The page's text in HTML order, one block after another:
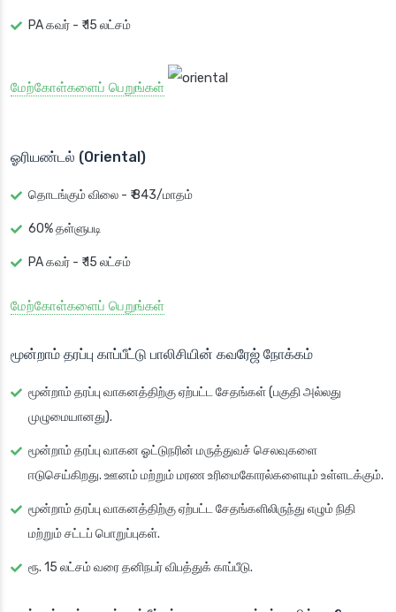
PA கவர் - ₹ 15 லட்சம்
மேற்கோள்களைப் பெறுங்கள்
ஓரியண்டல் (Oriental)
தொடங்கும் விலை - ₹ 843/மாதம்
60% தள்ளுபடி
PA கவர் - ₹ 15 லட்சம்
மேற்கோள்களைப் பெறுங்கள்
மூன்றாம் தரப்பு காப்பீட்டு பாலிசியின் கவரேஜ் நோக்கம்
மூன்றாம் தரப்பு வாகனத்திற்கு ஏற்பட்ட சேதங்கள் (பகுதி அல்லது
முழுமையானது).
மூன்றாம் தரப்பு வாகன ஓட்டுநரின் மருத்துவச் செலவுகளை
ஈடுசெய்கிறது. ஊனம் மற்றும் மரண உரிமைகோரல்களையும் உள்ளடக்கும்.
மூன்றாம் தரப்பு வாகனத்திற்கு ஏற்பட்ட சேதங்களிலிருந்து எழும் நிதி
மற்றும் சட்டப் பொறுப்புகள்.
ரூ. 15 லட்சம் வரை தனிநபர் விபத்துக் காப்பீடு.